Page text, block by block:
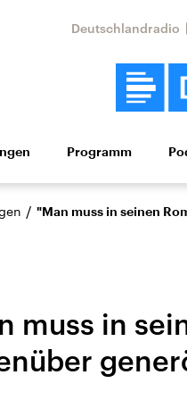
Deutschlandradio
Politik Wirtschaft
Musik
USA
Programm
/ "Man muss in seinen
muss in